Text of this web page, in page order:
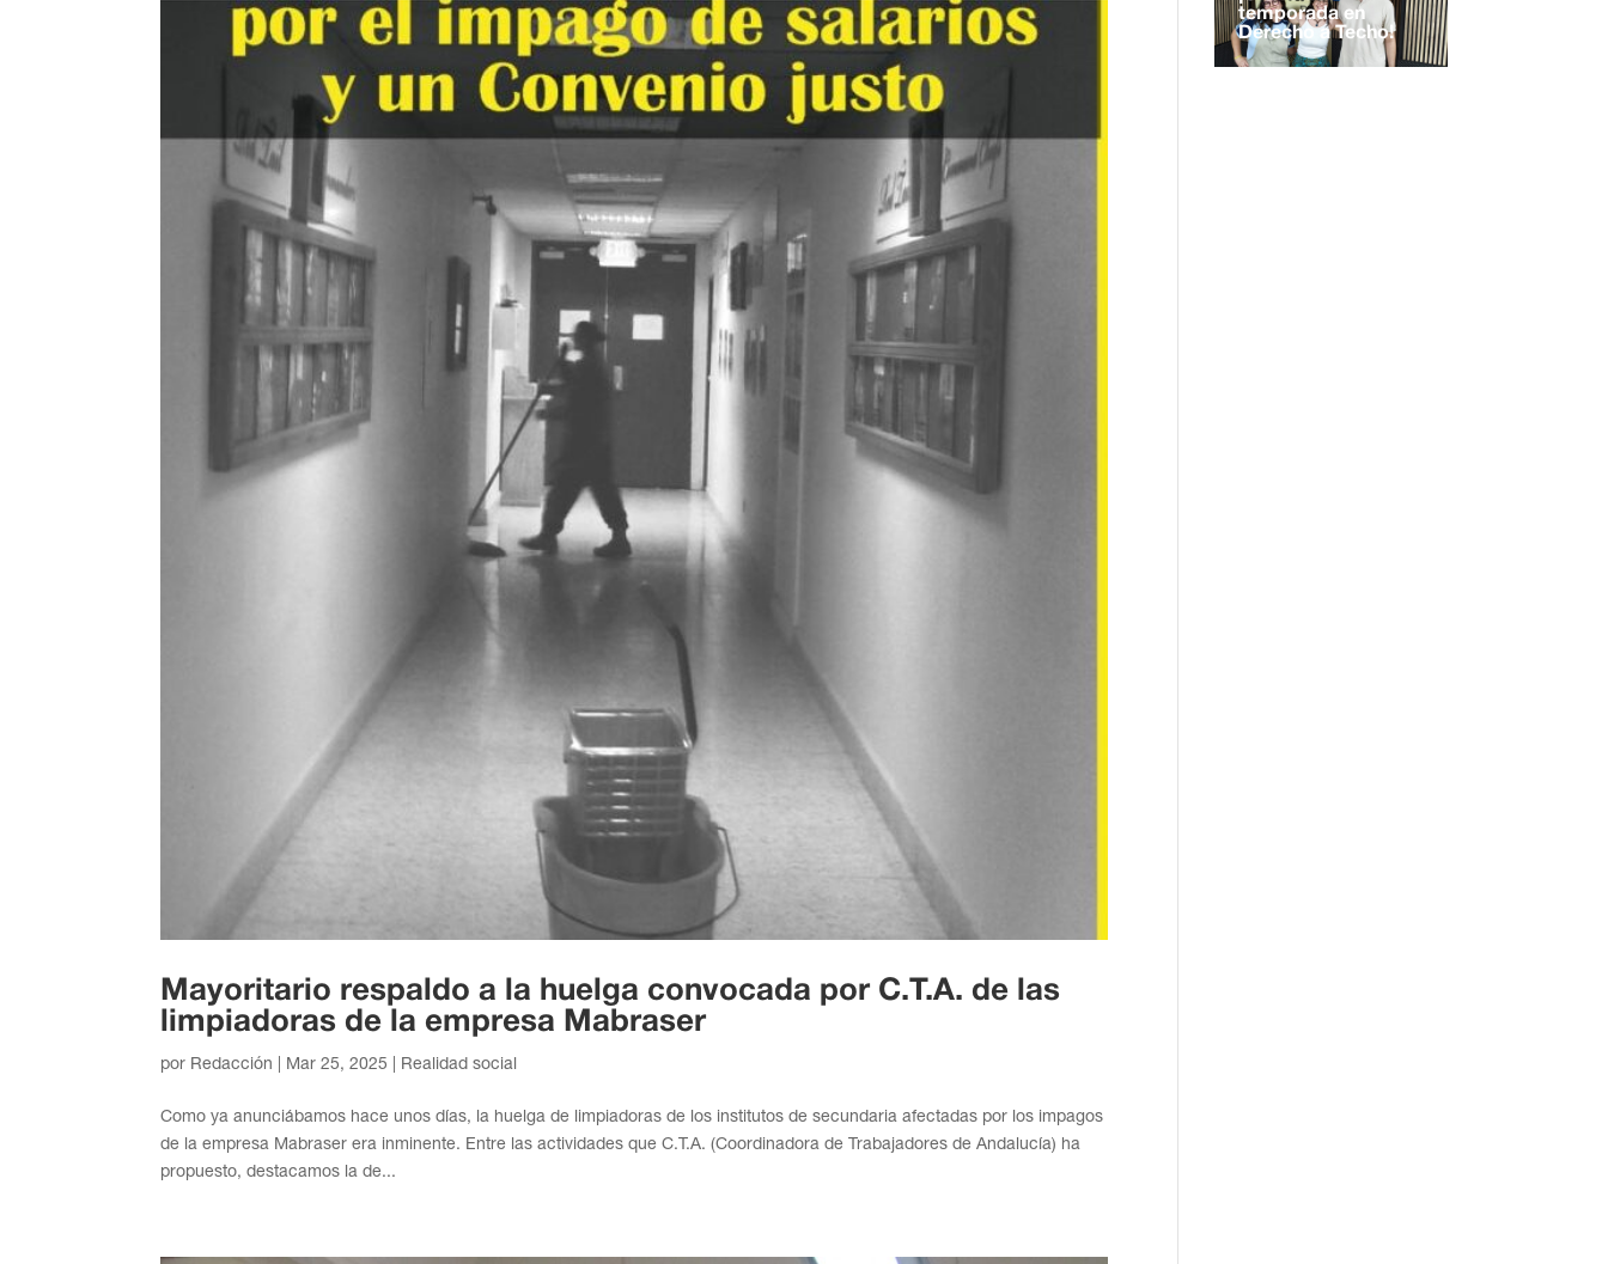
Mayoritario respaldo a la huelga convocada por C.T.A. de las
limpiadoras de la empresa Mabraser
por Redacción Mar 25, 2025 Realidad social
Como ya anunciábamos hace unos días, la huelga de limpiadoras de los institutos de secundaria afectadas por los impagos
de la empresa Mabraser era inminente. Entre las actividades que C.T.A. (Coordinadora de Trabajadores de Andalucía) ha
propuesto, destacamos la de...
temporada en
Derecho a Techo!